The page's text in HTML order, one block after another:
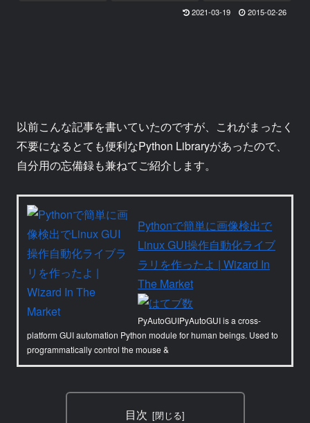
2021-03-19 2015-02-26
以前こんな記事を書いていたのですが、これがまったく
不要になるとても便利なPython Libraryがあったので、
自分用の忘備録も兼ねてご紹介します。
Pythonで簡単に画像検出で
Linux GUI操作自動化ライブ
ラリを作ったよ | Wizard In
The Market
PyAutoGUIPyAutoGUI is a cross-
platform GUI automation Python module for human beings. Used to
programmatically control the mouse &
目次